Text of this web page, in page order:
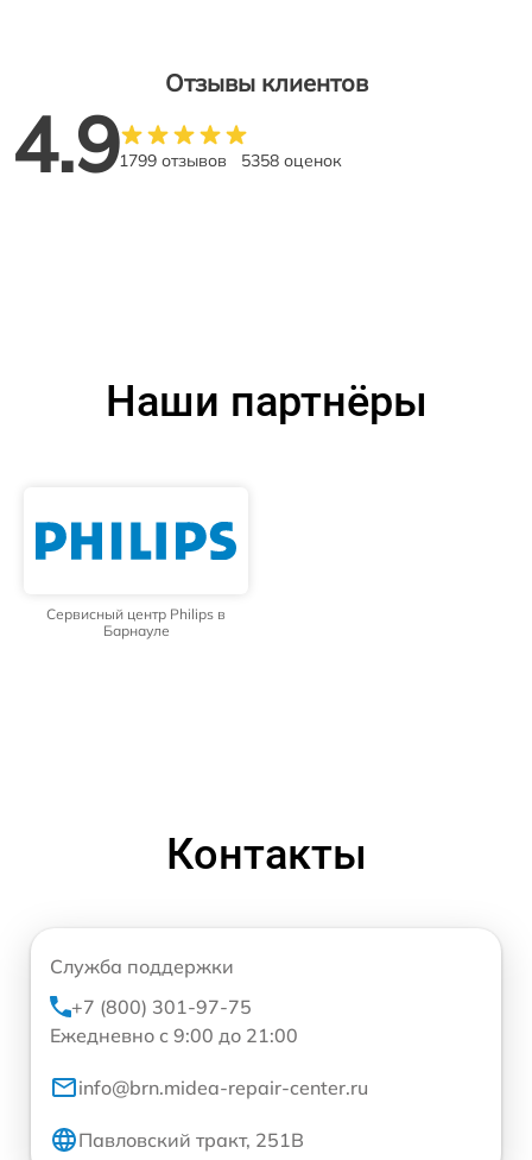
Отзывы клиентов
4.91799 отзывов 5358 оценок
Наши партнёры
Сервисный центр Philips в
Барнауле
Контакты
Служба поддержки
+7 (800) 301-97-75
Ежедневно с 9:00 до 21:00
info@brn.midea-repair-center.ru
Павловский тракт, 251В